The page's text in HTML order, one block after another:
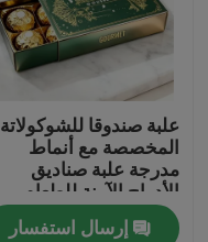
علبة صندوقا للشوكولاتة
المخصصة مع أنماط
مدرجة علبة صناديق
الأدراج الآمنة للطعام
إرسال استفسار